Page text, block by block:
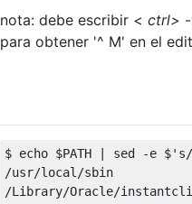
nota: debe escribir < ctrl>
para obtener '^ M' en el
$ echo $PATH | sed -e
/usr/local/sbin
/Library/Oracle/